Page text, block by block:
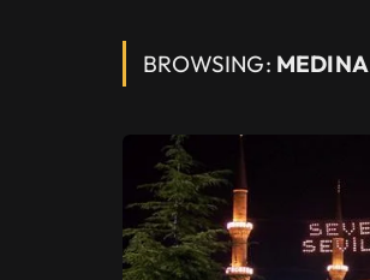
BROWSING: MEDINA